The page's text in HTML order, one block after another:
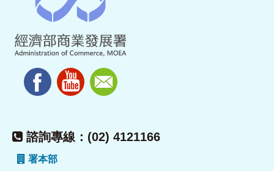
諮詢專線：(02) 4121166
署本部